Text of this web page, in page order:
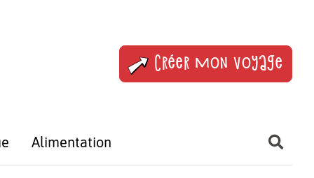
Créer mon voyage
Alimentation